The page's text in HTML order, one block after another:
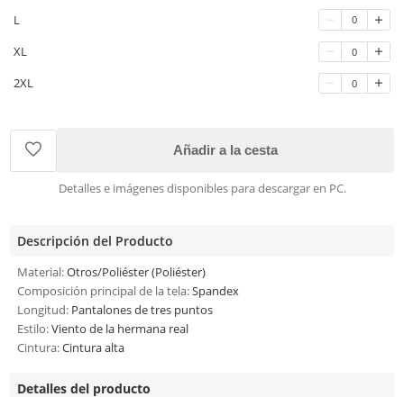
L 0
XL 0
2XL 0
Añadir a la cesta
Detalles e imágenes disponibles para descargar en PC.
Descripción del Producto
Material:Otros/Poliéster (Poliéster)
Composición principal de la tela:Spandex
Longitud: Pantalones de tres puntos
Estilo:Viento de la hermana real
Cintura:Cintura alta
Detalles del producto